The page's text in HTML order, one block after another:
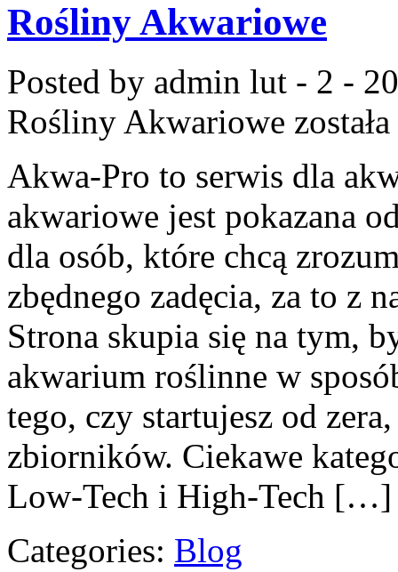
Rośliny Akwariowe
Posted by admin lut - 2 -
Rośliny Akwariowe
Akwa-Pro to serwis dla
akwariowe jest pokazana
dla osób, które chcą
zbędnego zadęcia, za to z
Strona skupia się na tym,
akwarium roślinne w
tego, czy startujesz od
zbiorników. Ciekawe
Low-Tech i High-Tech […]
Categories: Blog